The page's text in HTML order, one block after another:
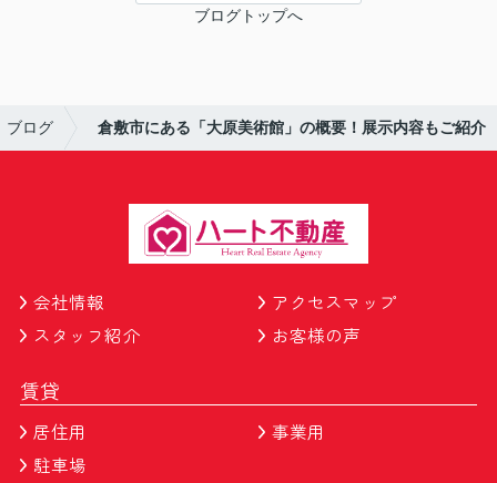
ブログトップへ
ブログ 倉敷市にある「大原美術館」の概要！展示内容もご紹介
会社情報
アクセスマップ
スタッフ紹介
お客様の声
賃貸
居住用
事業用
駐車場